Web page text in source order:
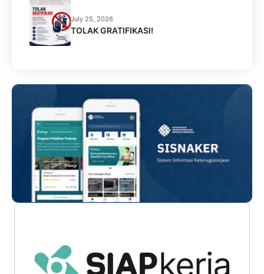
July 25, 2026
TOLAK GRATIFIKASI!